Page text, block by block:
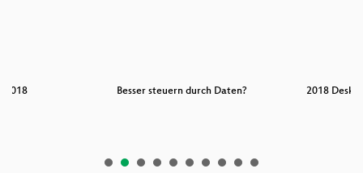
2018 Besser steuern durch Daten?
2018